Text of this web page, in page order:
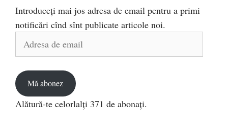
Introduceți mai jos adresa de email pentru a primi
notificări cînd sînt publicate articole noi.
Mă abonez
Alătură-te celorlalți 371 de abonați.